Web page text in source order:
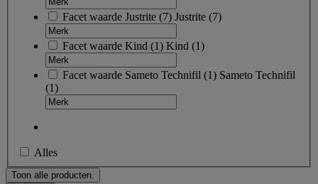
Facet waarde Justrite (7) Justrite (7)
Facet waarde Kind (1) Kind (1)
Facet waarde Sameto Technifil (1) Sameto Technifil
(1)
Alles
Toon alle producten.